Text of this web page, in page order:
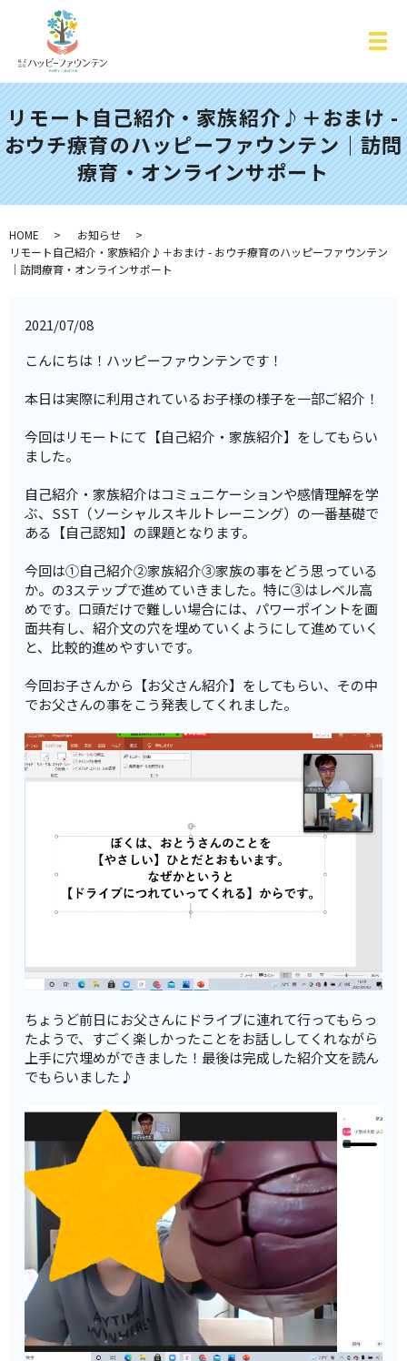
リモート自己紹介・家族紹介♪＋おまけ -
おウチ療育のハッピーファウンテン｜訪問
療育・オンラインサポート
HOME
お知らせ
リモート自己紹介・家族紹介♪＋おまけ - おウチ療育のハッピーファウンテン
｜訪問療育・オンラインサポート
2021/07/08
こんにちは！ハッピーファウンテンです！
本日は実際に利用されているお子様の様子を一部ご紹介！
今回はリモートにて【自己紹介・家族紹介】をしてもらい
ました。
自己紹介・家族紹介はコミュニケーションや感情理解を学
ぶ、SST（ソーシャルスキルトレーニング）の一番基礎で
ある【自己認知】の課題となります。
今回は①自己紹介②家族紹介③家族の事をどう思っている
か。の3ステップで進めていきました。特に③はレベル高
めです。口頭だけで難しい場合には、パワーポイントを画
面共有し、紹介文の穴を埋めていくようにして進めていく
と、比較的進めやすいです。
今回お子さんから【お父さん紹介】をしてもらい、その中
でお父さんの事をこう発表してくれました。
ちょうど前日にお父さんにドライブに連れて行ってもらっ
たようで、すごく楽しかったことをお話ししてくれながら
上手に穴埋めができました！最後は完成した紹介文を読ん
でもらいました♪